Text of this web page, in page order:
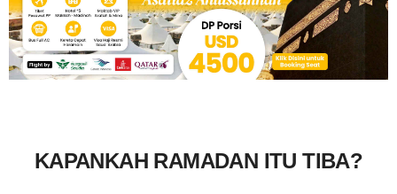
KAPANKAH RAMADAN ITU TIBA?